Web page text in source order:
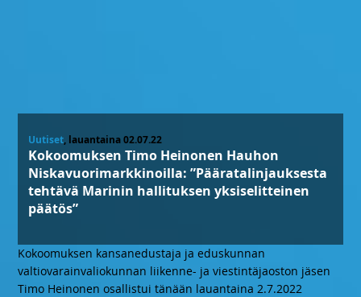
Uutiset, lauantaina 02.07.22
Kokoomuksen Timo Heinonen Hauhon
Niskavuorimarkkinoilla: ”Pääratalinjauksesta
tehtävä Marinin hallituksen yksiselitteinen
päätös”
Kokoomuksen kansanedustaja ja eduskunnan
valtiovarainvaliokunnan liikenne- ja viestintäjaoston jäsen
Timo Heinonen osallistui tänään lauantaina 2.7.2022